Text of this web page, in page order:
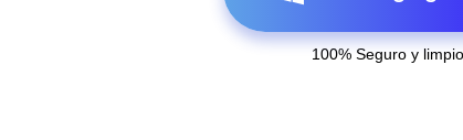
100% Seguro y limpio